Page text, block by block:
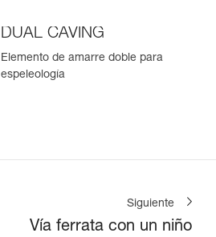
DUAL CAVING
Elemento de amarre doble para
espeleología
Siguiente
Vía ferrata con un niño